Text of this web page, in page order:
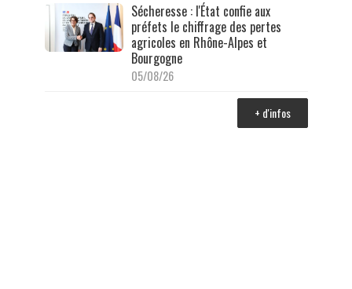
Sécheresse : l'État confie aux
préfets le chiffrage des pertes
agricoles en Rhône-Alpes et
Bourgogne
05/08/26
+ d'infos